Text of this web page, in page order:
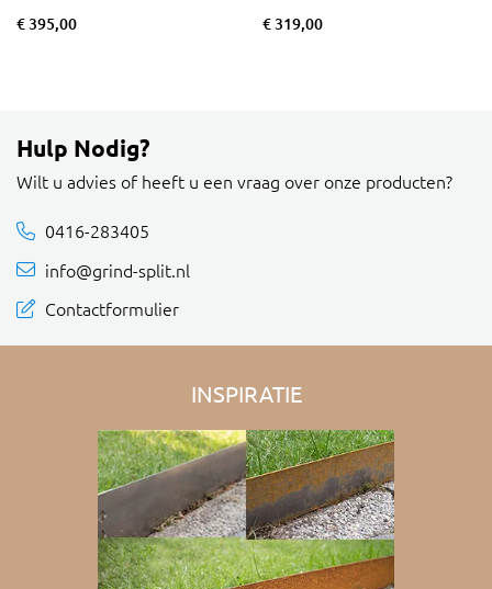
€ 395,00 € 319,00
Hulp Nodig?
Wilt u advies of heeft u een vraag over onze producten?
0416-283405
info@grind-split.nl
Contactformulier
INSPIRATIE